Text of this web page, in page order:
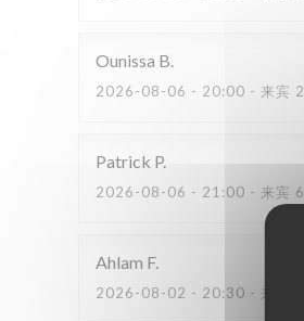
Ounissa B
2026-08-06 - 20:00 - 来宾 2
Patrick P
2026-08-06 - 21:00 - 来宾 6
Ahlam F
2026-08-02 - 20:30 - 来宾 2